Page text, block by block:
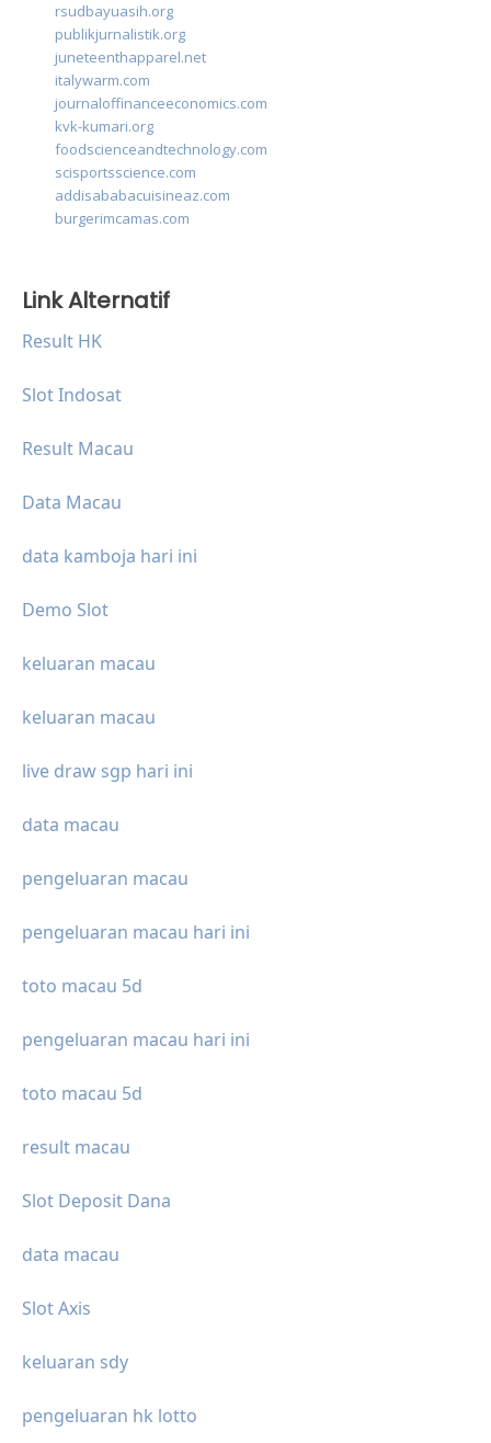
rsudbayuasih.org
publikjurnalistik.org
juneteenthapparel.net
italywarm.com
journaloffinanceeconomics.com
kvk-kumari.org
foodscienceandtechnology.com
scisportsscience.com
addisababacuisineaz.com
burgerimcamas.com
Link Alternatif
Result HK
Slot Indosat
Result Macau
Data Macau
data kamboja hari ini
Demo Slot
keluaran macau
keluaran macau
live draw sgp hari ini
data macau
pengeluaran macau
pengeluaran macau hari ini
toto macau 5d
pengeluaran macau hari ini
toto macau 5d
result macau
Slot Deposit Dana
data macau
Slot Axis
keluaran sdy
pengeluaran hk lotto